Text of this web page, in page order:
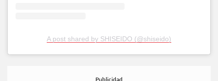
A post shared by SHISEIDO (@shiseido)